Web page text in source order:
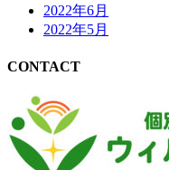
2022年6月
2022年5月
CONTACT